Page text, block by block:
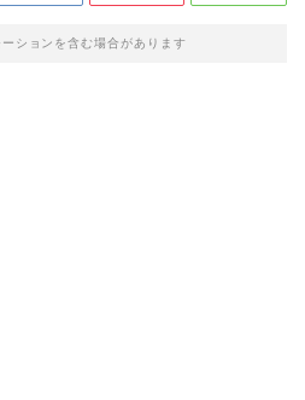
ションを含む場合があります